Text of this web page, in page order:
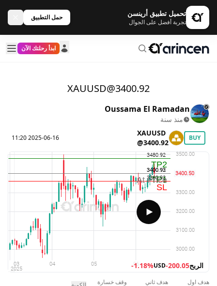
تحميل تطبيق أرينسن
تجربة أفضل على الجوال
حمل التطبيق
ابدأ رحلتك الآن
XAUUSD@3400.92
Oussama El Ramadan
منذ سنة
BUY
XAUUSD
@3400.92
2025-06-16 11:20
الربح-200.05
USD
-1.18%
هدف اول هدف ثاني وقف خسارة